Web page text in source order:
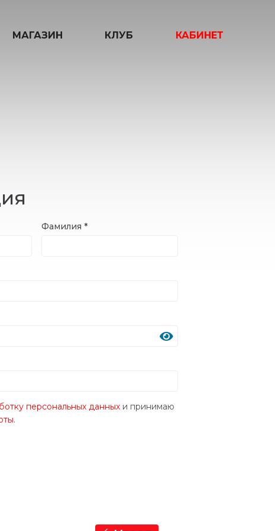
МАГАЗИН КЛУБ КАБИНЕТ
Фамилия *
персональных данных и принимаю
.